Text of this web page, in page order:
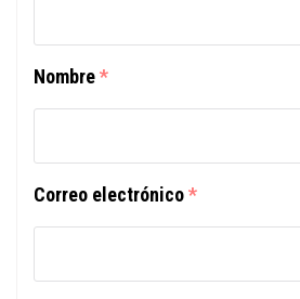
Nombre*
Correo electrónico*